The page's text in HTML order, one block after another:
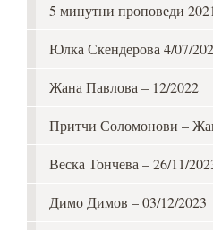
5 минутни проповеди 2021
Юлка Скендерова 4/07/
Жана Павлова – 12/2022
Притчи Соломонови –
Веска Тончева – 26/11/
Димо Димов – 03/12/2023